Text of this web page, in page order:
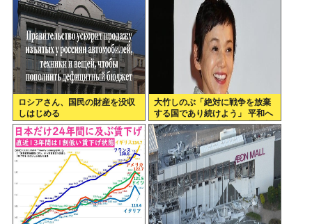
ロシアさん、国民の財産を没収
しはじめる
大竹しのぶ「絶対に戦争を放棄
する国であり続けよう」 平和へ
の思いをつづる 広島に原爆が投
下されてから81年